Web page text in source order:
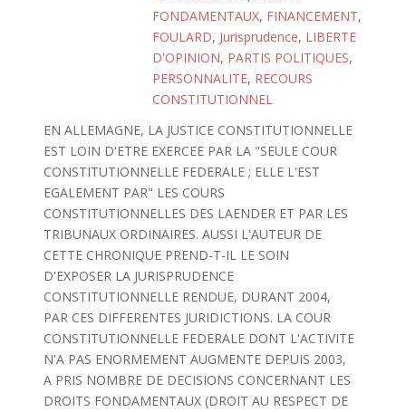
FONDAMENTAUX, FINANCEMENT,
FOULARD, Jurisprudence, LIBERTE
D'OPINION, PARTIS POLITIQUES,
PERSONNALITE, RECOURS
CONSTITUTIONNEL
EN ALLEMAGNE, LA JUSTICE CONSTITUTIONNELLE
EST LOIN D'ETRE EXERCEE PAR LA "SEULE COUR
CONSTITUTIONNELLE FEDERALE ; ELLE L'EST
EGALEMENT PAR" LES COURS
CONSTITUTIONNELLES DES LAENDER ET PAR LES
TRIBUNAUX ORDINAIRES. AUSSI L'AUTEUR DE
CETTE CHRONIQUE PREND-T-IL LE SOIN
D'EXPOSER LA JURISPRUDENCE
CONSTITUTIONNELLE RENDUE, DURANT 2004,
PAR CES DIFFERENTES JURIDICTIONS. LA COUR
CONSTITUTIONNELLE FEDERALE DONT L'ACTIVITE
N'A PAS ENORMEMENT AUGMENTE DEPUIS 2003,
A PRIS NOMBRE DE DECISIONS CONCERNANT LES
DROITS FONDAMENTAUX (DROIT AU RESPECT DE